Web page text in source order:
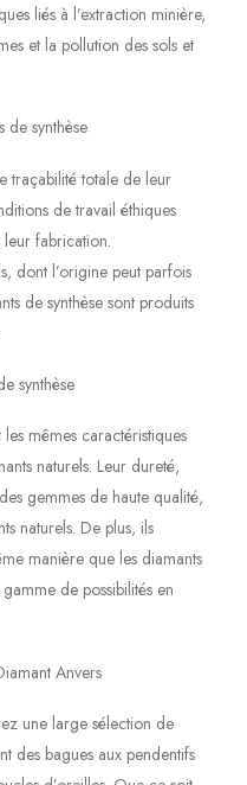
liés à l’extraction minière,
et la pollution des sols et
de synthèse
traçabilité totale de leur
de travail éthiques
leur fabrication.
dont l’origine peut parfois
de synthèse sont produits
synthèse
les mêmes caractéristiques
naturels. Leur dureté,
gemmes de haute qualité,
naturels. De plus, ils
manière que les diamants
de possibilités en
Anvers
une large sélection de
des bagues aux pendentifs